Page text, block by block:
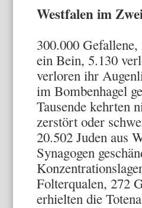
Westfalen im
300.000
ein Bein, 5.130
verloren ihr
im Bombenhagel
Tausende kehrten
zerstört oder
20.502 Ju­den aus
Synagogen
Folterqualen, 272
erhielten die